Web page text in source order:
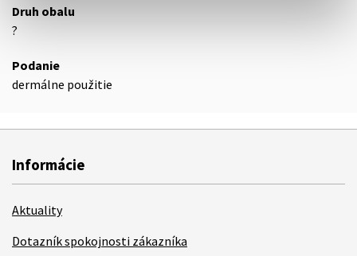
Druh obalu
?
Podanie
dermálne použitie
Informácie
Aktuality
Dotazník spokojnosti zákazníka